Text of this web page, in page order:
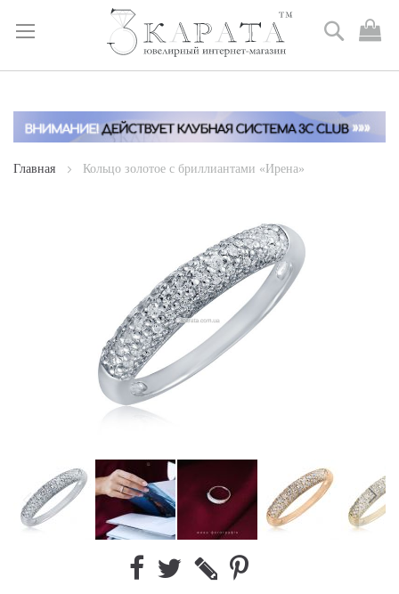
Skip
Content
Поиск
Главная Кольцо золотое с бриллиантами «Ирена»